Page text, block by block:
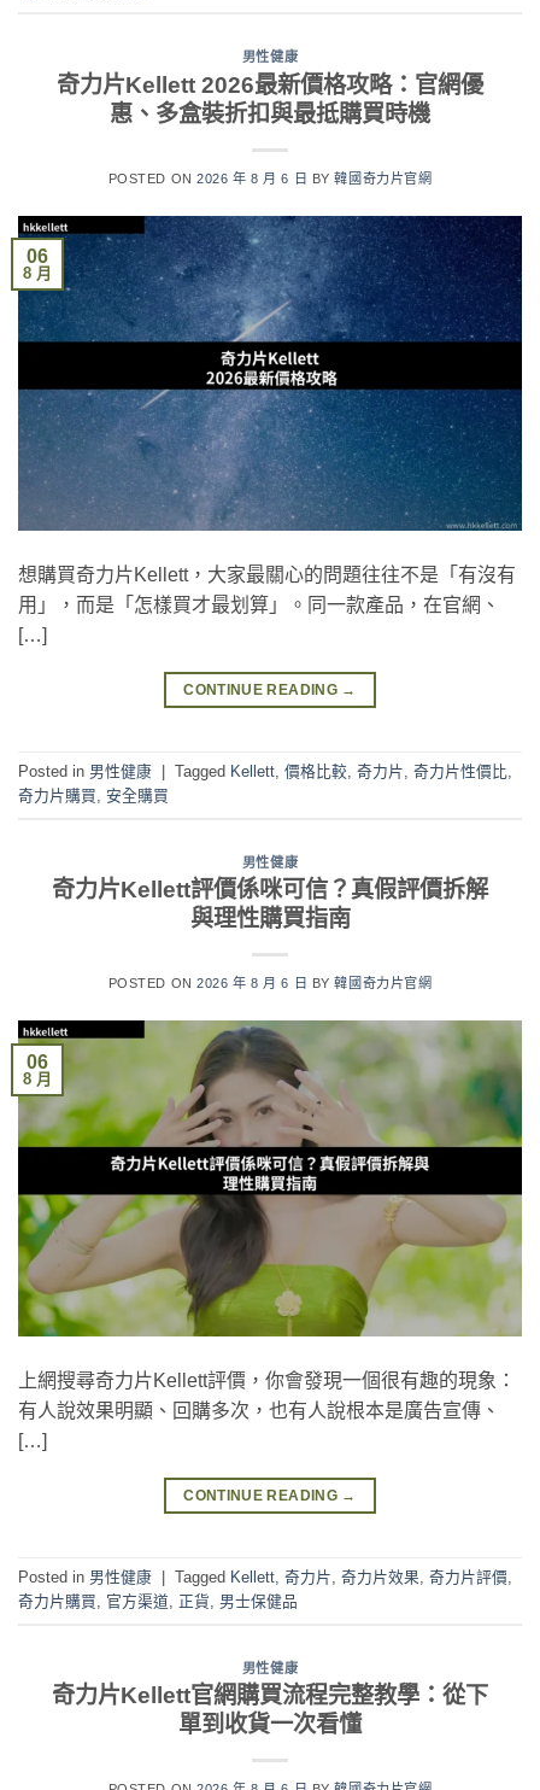
男性健康
奇力片Kellett 2026最新價格攻略：官網優
惠、多盒裝折扣與最抵購買時機
POSTED ON2026 年 8 月 6 日 BY韓國奇力片官網
06
8 月
想購買奇力片Kellett，大家最關心的問題往往不是「有沒有
用」，而是「怎樣買才最划算」。同一款產品，在官網、
[…]
CONTINUE READING →
Posted in 男性健康 Tagged Kellett, 價格比較, 奇力片, 奇力片性價比,
奇力片購買, 安全購買
男性健康
奇力片Kellett評價係咪可信？真假評價拆解
與理性購買指南
POSTED ON2026 年 8 月 6 日 BY韓國奇力片官網
06
8 月
上網搜尋奇力片Kellett評價，你會發現一個很有趣的現象：
有人說效果明顯、回購多次，也有人說根本是廣告宣傳、
[…]
CONTINUE READING →
Posted in 男性健康 Tagged Kellett, 奇力片, 奇力片效果, 奇力片評價,
奇力片購買, 官方渠道, 正貨, 男士保健品
男性健康
奇力片Kellett官網購買流程完整教學：從下
單到收貨一次看懂